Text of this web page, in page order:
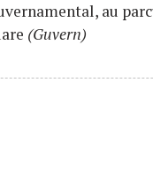
au
(Guvern)